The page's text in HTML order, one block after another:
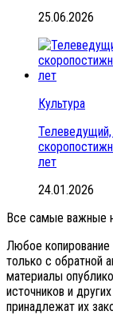
25.06.2026
Культура
лет
24.01.2026
Все самые важные
Любое
только с обратной
материалы
источников и
принадлежат их